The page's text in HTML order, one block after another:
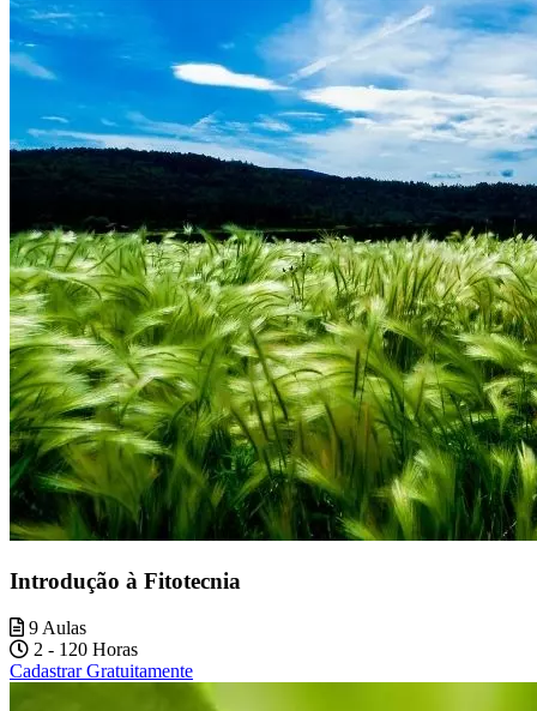
Introdução à Fitotecnia
9 Aulas
2 - 120 Horas
Cadastrar Gratuitamente